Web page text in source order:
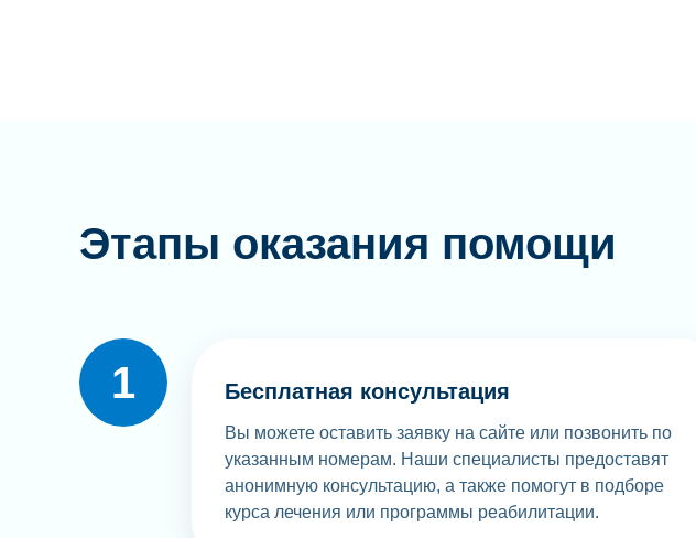
Этапы оказания помощи
Бесплатная консультация
Вы можете оставить заявку на сайте или позвонить по
указанным номерам. Наши специалисты предоставят
анонимную консультацию, а также помогут в подборе
курса лечения или программы реабилитации.